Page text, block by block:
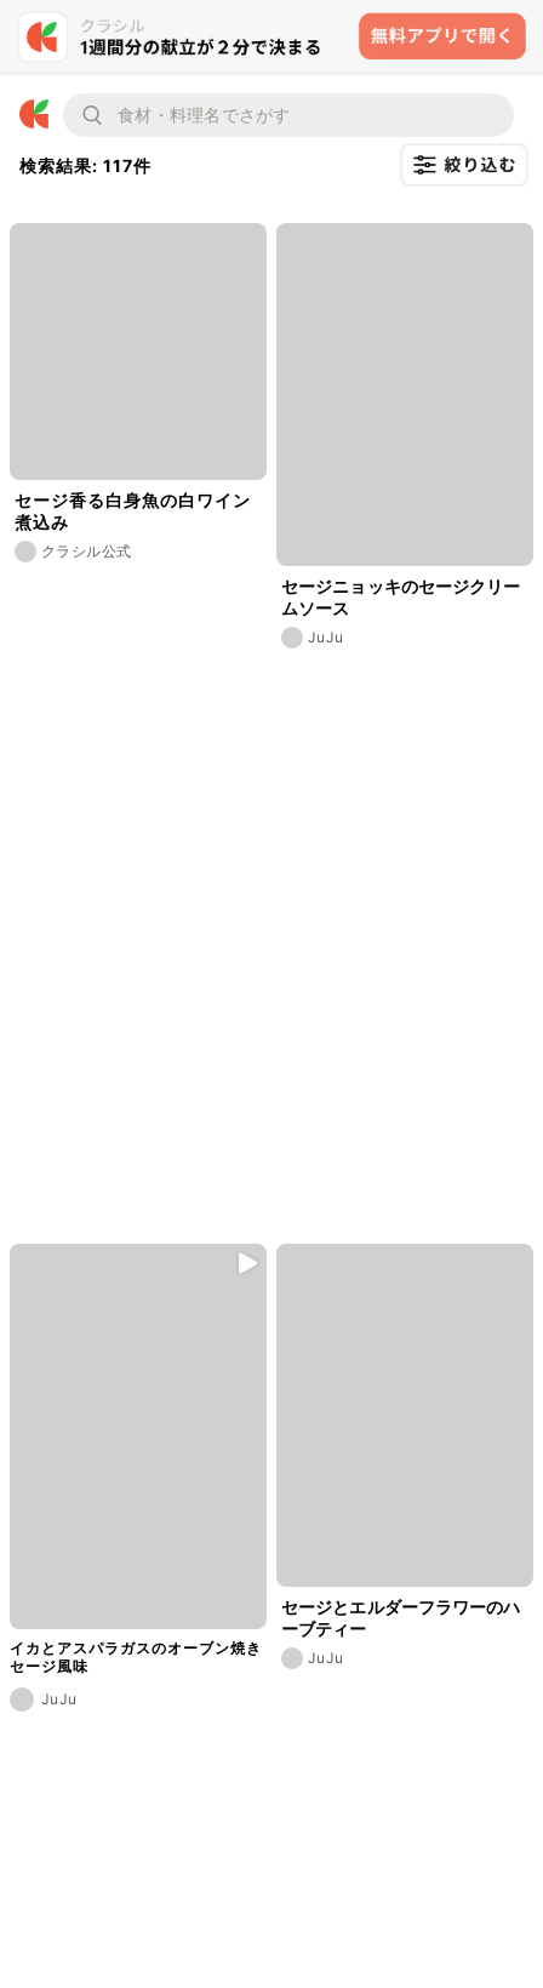
検索結果: 117件
セージ香る白身魚の白ワイン
煮込み
クラシル公式
セージニョッキのセージクリー
ムソース
JuJu
イカとアスパラガスのオーブン焼き
セージ風味
JuJu
セージとエルダーフラワーのハ
ーブティー
JuJu